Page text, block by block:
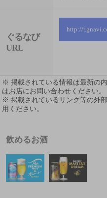
ぐるなび
URL
http://
※ 掲載されている情報は最新の
はお店にお問い合わせください。
※ 掲載されているリンク等の外
用ください。
飲めるお酒